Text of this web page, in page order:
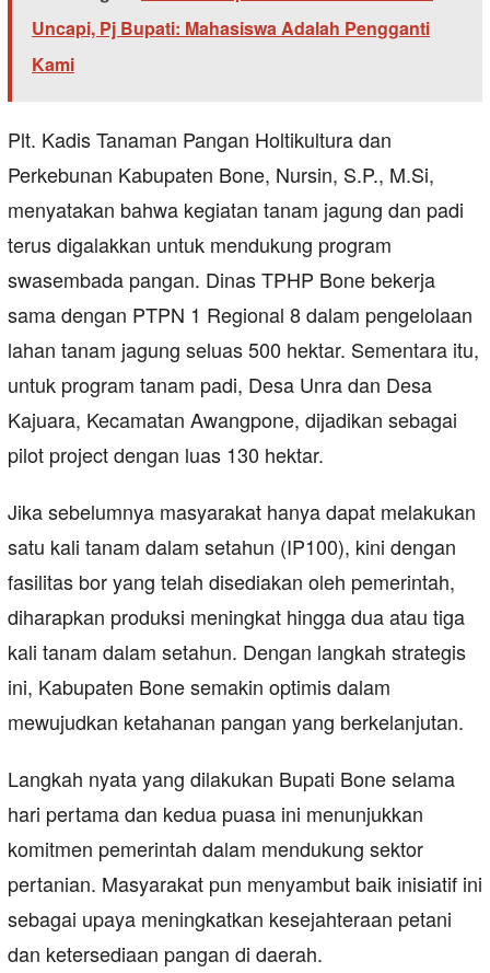
Uncapi, Pj Bupati: Mahasiswa Adalah Pengganti
Kami
Plt. Kadis Tanaman Pangan Holtikultura dan
Perkebunan Kabupaten Bone, Nursin, S.P., M.Si,
menyatakan bahwa kegiatan tanam jagung dan padi
terus digalakkan untuk mendukung program
swasembada pangan. Dinas TPHP Bone bekerja
sama dengan PTPN 1 Regional 8 dalam pengelolaan
lahan tanam jagung seluas 500 hektar. Sementara itu,
untuk program tanam padi, Desa Unra dan Desa
Kajuara, Kecamatan Awangpone, dijadikan sebagai
pilot project dengan luas 130 hektar.
Jika sebelumnya masyarakat hanya dapat melakukan
satu kali tanam dalam setahun (IP100), kini dengan
fasilitas bor yang telah disediakan oleh pemerintah,
diharapkan produksi meningkat hingga dua atau tiga
kali tanam dalam setahun. Dengan langkah strategis
ini, Kabupaten Bone semakin optimis dalam
mewujudkan ketahanan pangan yang berkelanjutan.
Langkah nyata yang dilakukan Bupati Bone selama
hari pertama dan kedua puasa ini menunjukkan
komitmen pemerintah dalam mendukung sektor
pertanian. Masyarakat pun menyambut baik inisiatif ini
sebagai upaya meningkatkan kesejahteraan petani
dan ketersediaan pangan di daerah.